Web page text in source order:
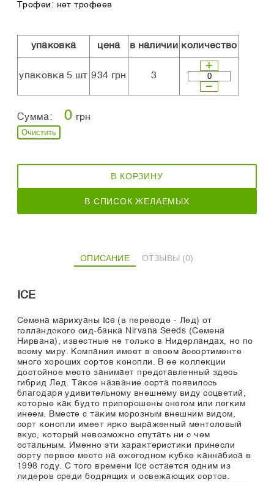
Трофеи: нет трофеев
упаковка цена в наличии количество
упаковка 5 шт 934 грн 3
Сумма: 0 грн
Очистить
В КОРЗИНУ
В СПИСОК ЖЕЛАЕМЫХ
ОПИСАНИЕ ОТЗЫВЫ (0)
ICE
Семена марихуаны Ice (в переводе - Лед) от
голландского сид-банка Nirvana Seeds (Семена
Нирвана), известные не только в Нидерландах, но по
всему миру. Компания имеет в своем ассортименте
много хороших сортов конопли. В ее коллекции
достойное место занимает представленный здесь
гибрид Лед. Такое название сорта появилось
благодаря удивительному внешнему виду соцветий,
которые как будто припорошены снегом или легким
инеем. Вместе с таким морозным внешним видом,
сорт конопли имеет ярко выраженный ментоловый
вкус, который невозможно спутать ни с чем
остальным. Именно эти характеристики принесли
сорту первое место на ежегодном кубке каннабиса в
1998 году. С того времени Ice остается одним из
лидеров среди бодрящих и освежающих сортов.